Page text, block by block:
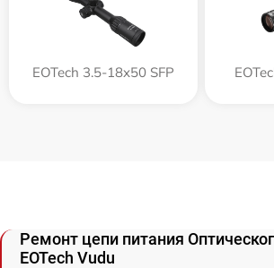
EOTech 3.5-18x50 SFP
Ремонт цепи питания
EOTech Vudu